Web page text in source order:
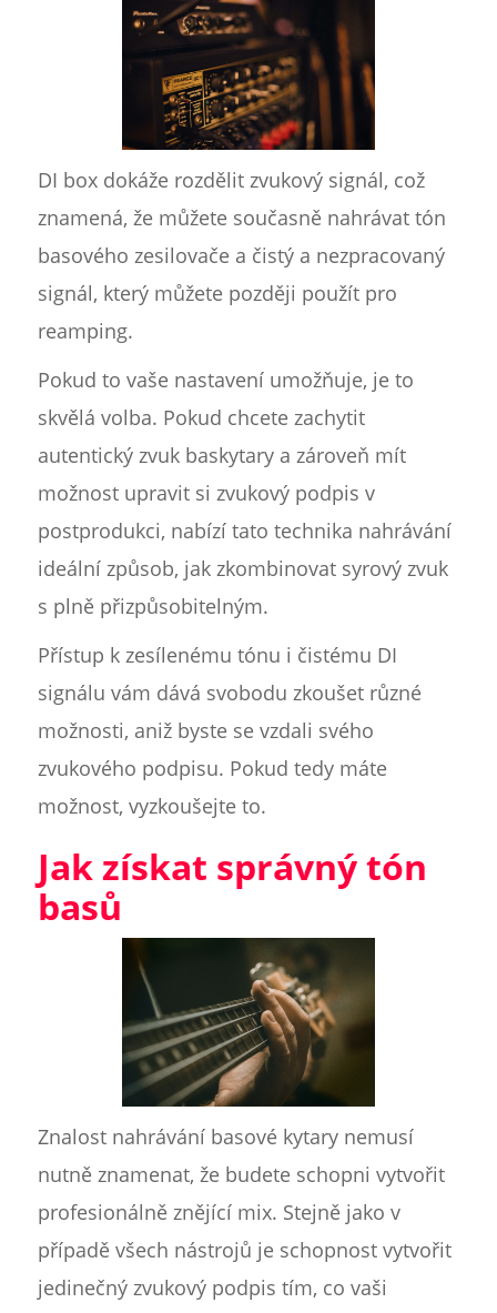
DI box dokáže rozdělit zvukový signál, což
znamená, že můžete současně nahrávat tón
basového zesilovače a čistý a nezpracovaný
signál, který můžete později použít pro
reamping.
Pokud to vaše nastavení umožňuje, je to
skvělá volba. Pokud chcete zachytit
autentický zvuk baskytary a zároveň mít
možnost upravit si zvukový podpis v
postprodukci, nabízí tato technika nahrávání
ideální způsob, jak zkombinovat syrový zvuk
s plně přizpůsobitelným.
Přístup k zesílenému tónu i čistému DI
signálu vám dává svobodu zkoušet různé
možnosti, aniž byste se vzdali svého
zvukového podpisu. Pokud tedy máte
možnost, vyzkoušejte to.
Jak získat správný tón
basů
Znalost nahrávání basové kytary nemusí
nutně znamenat, že budete schopni vytvořit
profesionálně znějící mix. Stejně jako v
případě všech nástrojů je schopnost vytvořit
jedinečný zvukový podpis tím, co vaši